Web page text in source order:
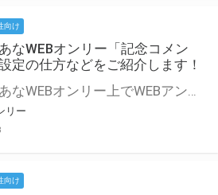
向け
なWEBオンリー「記念コメン
定の仕方などをご紹介します！
とらのあなWEBオンリー上でWEBアンソロジーが作成できる「記念コメント」について、その使い方や作成手順を解説します！ 支援タイプを「サークル参加型」「サークル参加型・マルシェ(イベント会場)機能付き」でお申し込みいただいている主催者様はぜひご活用ください♪ とらのあなWEBオンリーサイトはこちら
リー
向け